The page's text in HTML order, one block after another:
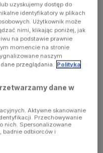
uzyskujemy dostęp do
identyfikatory w plikach
Użytkownik może
nimi, klikając poniżej, jak
na podstawie prawnie
momencie na stronie
naszym
przeglądania. Polityka
dane w
Aktywne skanowanie
Przechowywanie
nich. Spersonalizowane
badnie odbiorców i